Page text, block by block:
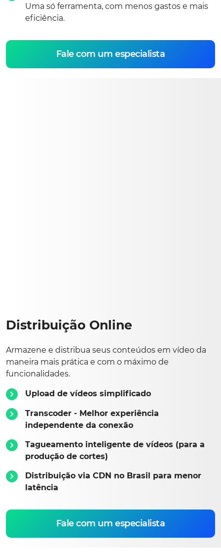
Uma só ferramenta, com menos gastos e mais
eficiência.
Fale com um especialista
Distribuição Online
Armazene e distribua seus conteúdos em vídeo da
maneira mais prática e com o máximo de
funcionalidades.
Upload de vídeos simplificado
Transcoder - Melhor experiência
independente da conexão
Tagueamento inteligente de vídeos (para a
produção de cortes)
Distribuição via CDN no Brasil para menor
latência
Fale com um especialista